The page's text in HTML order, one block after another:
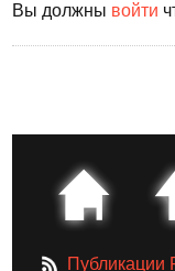
Вы должны войти
Публикации